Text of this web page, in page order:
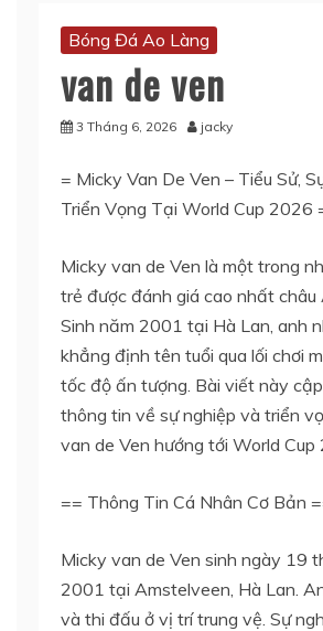
Bóng Đá Ao Làng
van de ven
3 Tháng 6, 2026 jacky
= Micky Van De Ven – Tiểu Sử,
Triển Vọng Tại World Cup 2026
Micky van de Ven là một trong
trẻ được đánh giá cao nhất châu
Sinh năm 2001 tại Hà Lan, anh
khẳng định tên tuổi qua lối chơi
tốc độ ấn tượng. Bài viết này
thông tin về sự nghiệp và triển
van de Ven hướng tới World Cup
== Thông Tin Cá Nhân Cơ Bản
Micky van de Ven sinh ngày 19
2001 tại Amstelveen, Hà Lan.
và thi đấu ở vị trí trung vệ. Sự